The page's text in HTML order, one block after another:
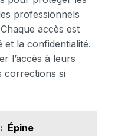
professionnels
accès est
la confidentialité.
l’accès à leurs
corrections si
Épine